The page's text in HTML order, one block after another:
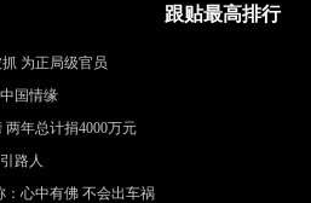
跟贴最高排行
为正局级官员
国情缘
年总计捐4000万元
路人
：心中有佛 不会出车祸